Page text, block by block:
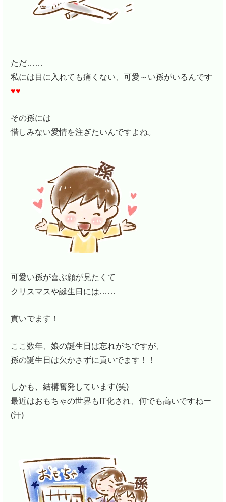
ただ……
私には目に入れても痛くない、可愛～い孫がいるんです
♥♥
その孫には
惜しみない愛情を注ぎたいんですよね。
可愛い孫が喜ぶ顔が見たくて
クリスマスや誕生日には……
貢いでます！
ここ数年、娘の誕生日は忘れがちですが、
孫の誕生日は欠かさずに貢いでます！！
しかも、結構奮発しています(笑)
最近はおもちゃの世界もIT化され、何でも高いですねー
(汗)